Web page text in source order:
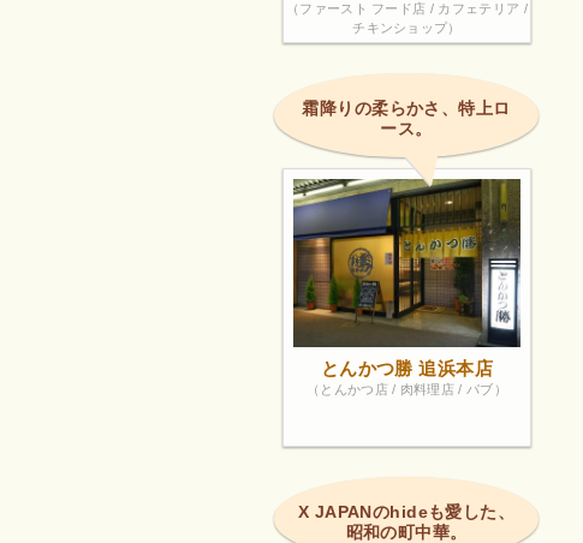
（ファースト フード店 / カフェテリア /
チキンショップ）
霜降りの柔らかさ、特上ロ
ース。
とんかつ勝 追浜本店
（とんかつ店 / 肉料理店 / パブ）
X JAPANのhideも愛した、
昭和の町中華。